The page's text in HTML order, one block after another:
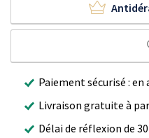
Paiement sécurisé : en
Livraison gratuite à
Délai de réflexion de